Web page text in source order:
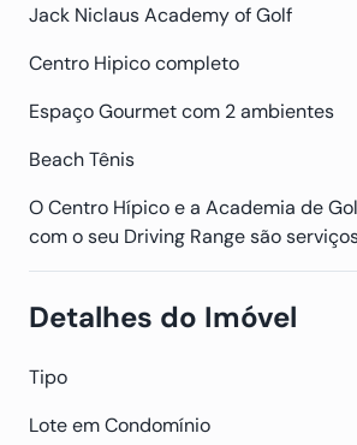
Jack Niclaus Academy of Golf
Centro Hipico completo
Espaço Gourmet com 2 ambientes
Beach Tênis
O Centro Hípico e a Academia de
com o seu Driving Range são
Detalhes do Imóvel
Tipo
Lote em Condomínio